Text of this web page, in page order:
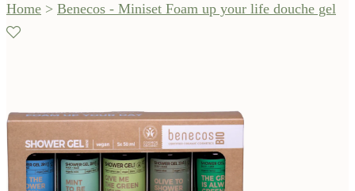
Home > Benecos - Miniset Foam up your life douche gel